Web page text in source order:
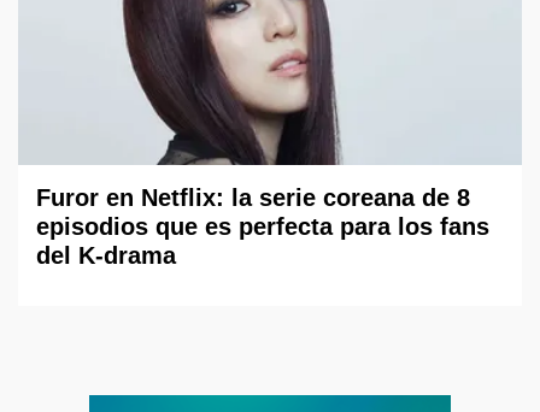
Furor en Netflix: la serie coreana de 8
episodios que es perfecta para los fans
del K-drama